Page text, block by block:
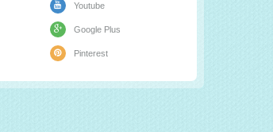
Youtube
Google Plus
Pinterest